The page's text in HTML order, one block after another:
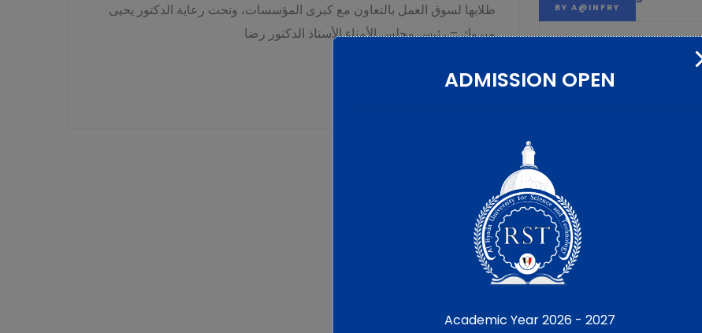
طلابها لسوق العمل بالتعاون مع كبرى المؤسسات، وتحت رعاية الدكتور يحيى
مبروك – رئيس مجلس الأمناء الأستاذ الدكتور رضا
Read More
BY A@INFRY
جامعة الريادة ترعى المؤتمر الدولي لمؤسسة “الحياة قلب” Heart is
مبادرات صحية تخدم
مجلس الأمناء،
ADMISSION OPEN
Academic Year 2026 - 2027